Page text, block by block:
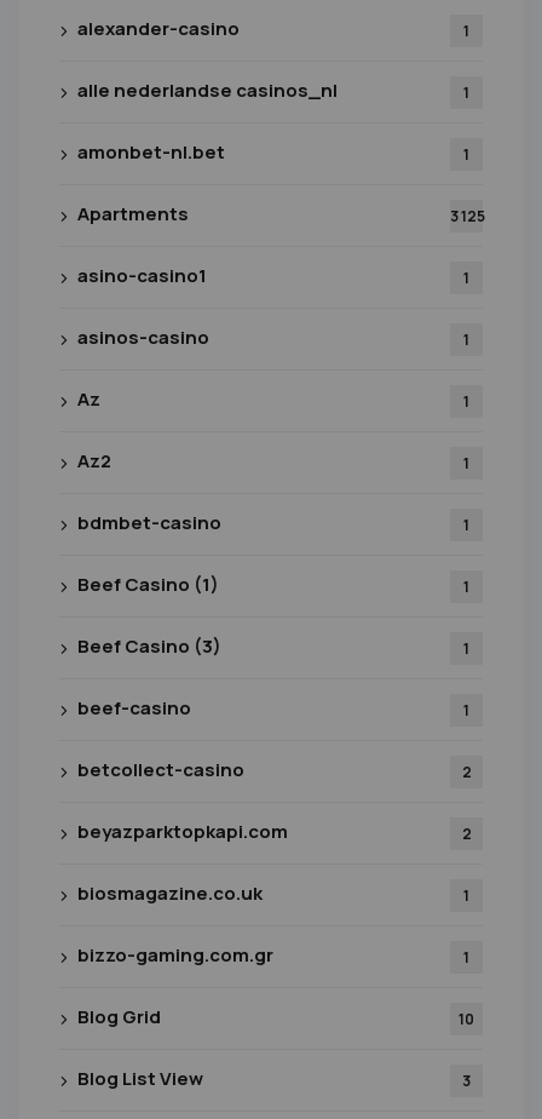
alexander-casino 1
alle nederlandse casinos_nl 1
amonbet-nl.bet 1
Apartments 3 125
asino-casino1 1
asinos-casino 1
Az 1
Az2 1
bdmbet-casino 1
Beef Casino (1) 1
Beef Casino (3) 1
beef-casino 1
betcollect-casino 2
beyazparktopkapi.com 2
biosmagazine.co.uk 1
bizzo-gaming.com.gr 1
Blog Grid 10
Blog List View 3